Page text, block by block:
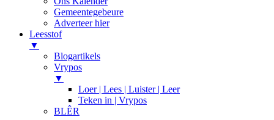
Gemeentegebeure
Adverteer hier
Leesstof
▼
Blogartikels
Vrypos
▼
Loer | Lees | Luister | Leer
Teken in | Vrypos
BLÊR